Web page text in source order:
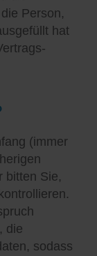
Person,
hat
(immer
bitten Sie,
die
sodass